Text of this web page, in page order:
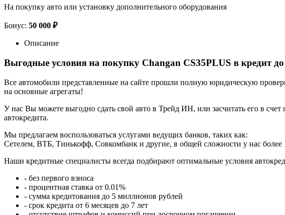
На покупку авто или установку дополнительного оборудования
Бонус: 50 000 ₽
Описание
Выгодные условия на покупку Changan CS35PLUS в кредит до
Все автомобили представленные на сайте прошли полную юридическую
на основные агрегаты!
У нас Вы можете выгодно сдать свой авто в Трейд ИН, или засчитать его в счет
автокредита.
Мы предлагаем воспользоваться услугами ведущих банков, таких как:
Сетелем, ВТБ, Тинькофф, Совкомбанк и другие, в общей сложности у нас
Наши кредитные специалисты всегда подбирают оптимальные условия
- без первого взноса
- процентная ставка от 0.01%
- сумма кредитования до 5 миллионов рублей
- срок кредита от 6 месяцев до 7 лет